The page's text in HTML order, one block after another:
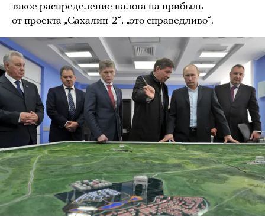
такое распределение налога на прибыль
от проекта „Сахалин-2“, „это справедливо“.